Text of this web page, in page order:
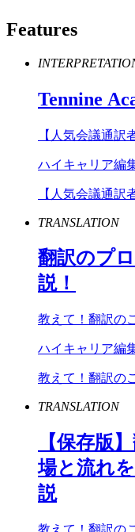
Features
Tennine
【人気会議通訳
ハイキャリア編
【人気会議通訳
TRANSLATION
翻訳のプ
説！
教えて！翻訳の
ハイキャリア編
教えて！翻訳の
TRANSLATION
【保存版
場と流れ
説